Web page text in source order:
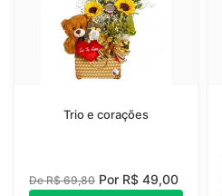
Trio e corações
De R$ 69,80 Por R$ 49,00